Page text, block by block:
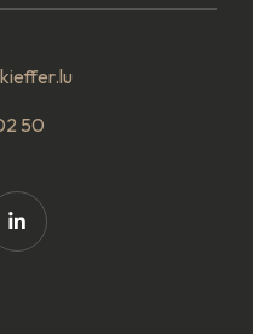
50